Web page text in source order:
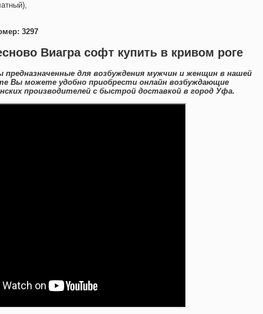
3297
Виагра софт купить в кривом роге
предназначенные для возбуждения мужчин и женщин в нашей
Вы можете удобно приобрести онлайн возбуждающие
производителей с быстрой доставкой в город Уфа.